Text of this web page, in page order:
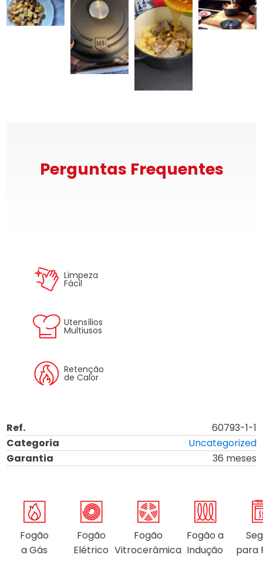
Perguntas Frequentes
Limpeza
Fácil
Utensílios
Multiusos
Retenção
de Calor
Ref.
60793-1-1
Categoria
Uncategorized
Garantia
36 meses
Fogão
a Gás
Fogão
Elétrico
Fogão
Vitrocerâmica
Fogão a
Indução
para